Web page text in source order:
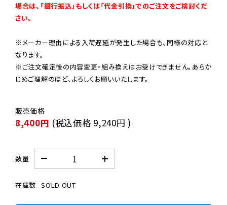
場合は、「銀行振込」もしくは「代金引換」でのご注文をご検討くだ
さい。
※メーカー理由による入荷遅延が発生した場合も、同様の対応と
なります。
※ご注文確定後の内容変更・組み換えはお受けできません。あらか
じめご理解のほど、よろしくお願いいたします。
8,400円 (税込価格 9,240円 )
数量
在庫数 SOLD OUT